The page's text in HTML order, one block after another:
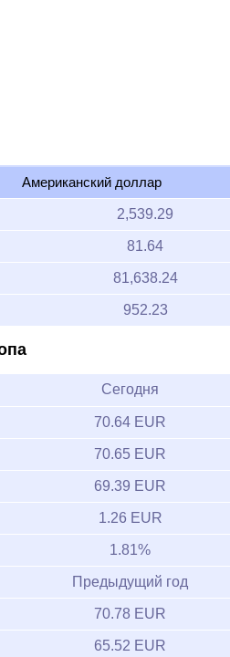
Американский доллар
2,539.29
81.64
81,638.24
952.23
Сегодня
70.64 EUR
70.65 EUR
69.39 EUR
1.26 EUR
1.81%
Предыдущий год
70.78 EUR
65.52 EUR